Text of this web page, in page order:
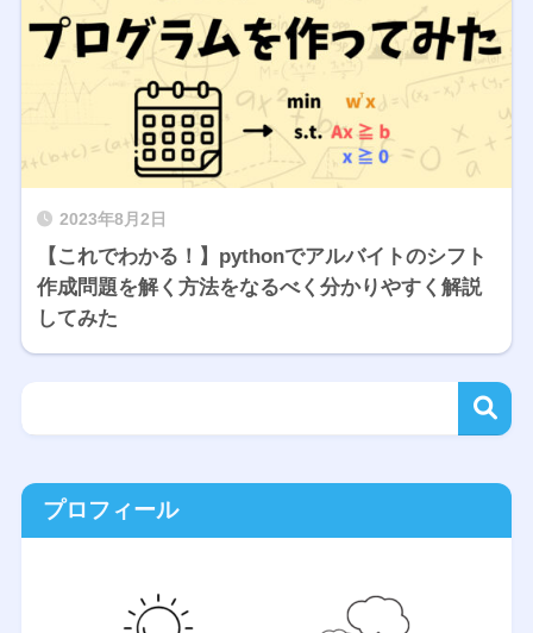
2023年8月2日
【これでわかる！】pythonでアルバイトのシフト
作成問題を解く方法をなるべく分かりやすく解説
してみた
プロフィール